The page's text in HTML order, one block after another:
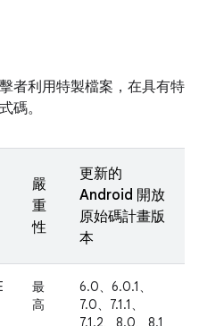
者利用特製檔案，在具有特
碼。
嚴
重
性
更新的
Android 開放
原始碼計畫版
本
最
高
6.0、6.0.1、
7.0、7.1.1、
7.1.2、8.0、8.1